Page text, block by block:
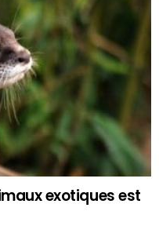
exotiques est